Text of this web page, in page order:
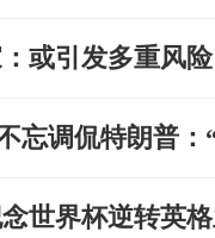
或引发多重风险
忘调侃特朗普：
世界杯逆转英